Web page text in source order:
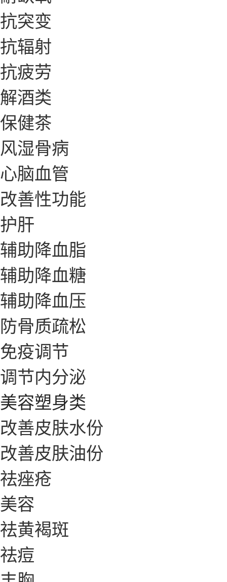
抗突变
抗辐射
抗疲劳
解酒类
保健茶
风湿骨病
心脑血管
改善性功能
护肝
辅助降血脂
辅助降血糖
辅助降血压
防骨质疏松
免疫调节
调节内分泌
美容塑身类
改善皮肤水份
改善皮肤油份
祛痤疮
美容
祛黄褐斑
祛痘